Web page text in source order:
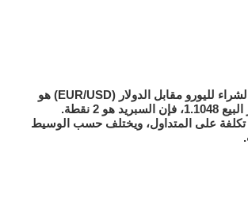
إذا كان سعر الشراء لليورو مقابل الدولار (EUR/USD) هو
1.1050 وسعر البيع 1.1048، فإن السبريد هو 2 نقطة.
تكلفة على المتداول، ويختلف حسب الوسيط